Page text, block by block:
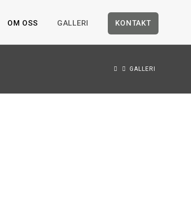
OM OSS GALLERI KONTAKT
GALLERI